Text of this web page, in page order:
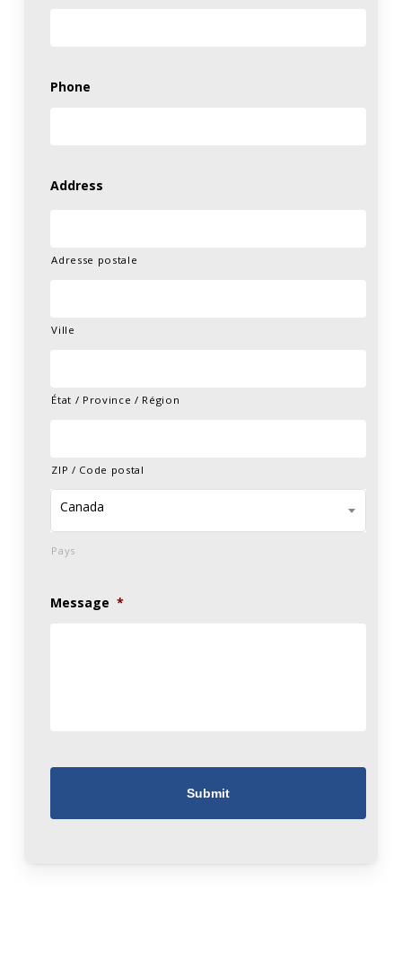
Phone
Address
Adresse postale
Ville
État / Province / Région
ZIP / Code postal
Canada
Pays
Message *